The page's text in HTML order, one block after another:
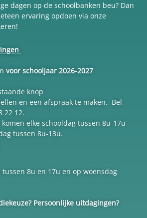
dagen op de schoolbanken beu? Dan
ervaring opdoen via onze
voor schooljaar 2026-2027
knop
en een afspraak te maken. Bel
22 12.
elke schooldag tussen 8u-17u
tussen 8u-13u.
tussen 8u en 17u en op woensdag
Persoonlijke uitdagingen?